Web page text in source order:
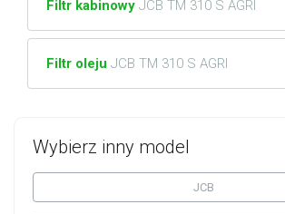
Wybierz inny model
JCB
Filtr kabinowy JCB TM 310 S AGRI
Filtr oleju JCB TM 310 S AGRI